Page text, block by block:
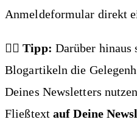
Anmeldeformular direkt
👍🏼 Tipp: Darüber hinaus
Blogartikeln die
Deines Newsletters
Fließtext auf Deine